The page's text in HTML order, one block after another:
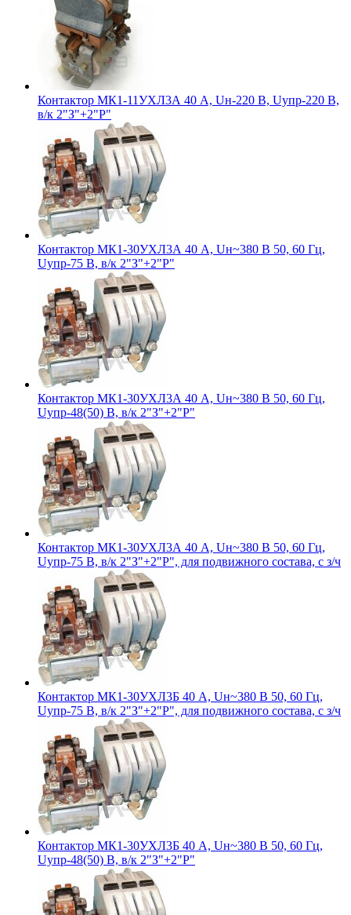
Контактор МК1-11УХЛ3А 40 А, Uн-220 В, Uупр-220 В,
в/к 2"З"+2"Р"
Контактор МК1-30УХЛ3А 40 А, Uн~380 В 50, 60 Гц,
Uупр-75 В, в/к 2"З"+2"Р"
Контактор МК1-30УХЛ3А 40 А, Uн~380 В 50, 60 Гц,
Uупр-48(50) В, в/к 2"З"+2"Р"
Контактор МК1-30УХЛ3А 40 А, Uн~380 В 50, 60 Гц,
Uупр-75 В, в/к 2"З"+2"Р", для подвижного состава, с з/ч
Контактор МК1-30УХЛ3Б 40 А, Uн~380 В 50, 60 Гц,
Uупр-75 В, в/к 2"З"+2"Р", для подвижного состава, с з/ч
Контактор МК1-30УХЛ3Б 40 А, Uн~380 В 50, 60 Гц,
Uупр-48(50) В, в/к 2"З"+2"Р"